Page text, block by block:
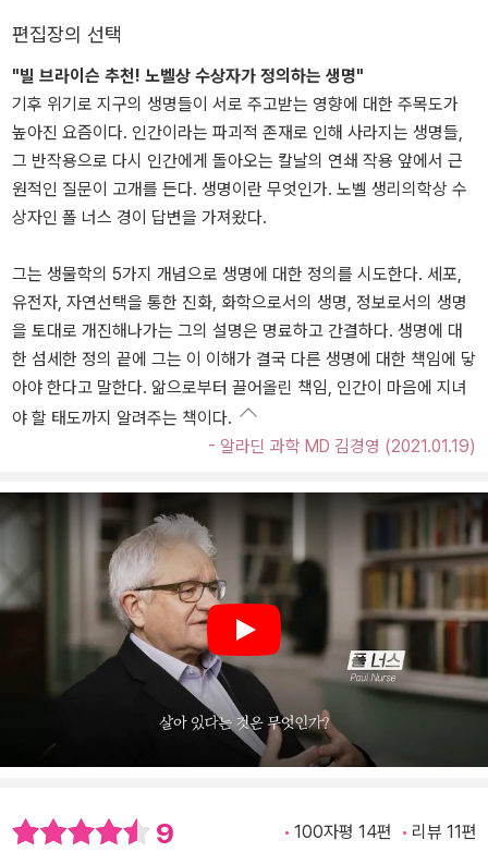
편집장의 선택
"빌 브라이슨 추천! 노벨상 수상자가 정의하는 생명"
기후 위기로 지구의 생명들이 서로 주고받는 영향에 대한 주목도가
높아진 요즘이다. 인간이라는 파괴적 존재로 인해 사라지는 생명들,
그 반작용으로 다시 인간에게 돌아오는 칼날의 연쇄 작용 앞에서 근
원적인 질문이 고개를 든다. 생명이란 무엇인가. 노벨 생리의학상 수
상자인 폴 너스 경이 답변을 가져왔다.
그는 생물학의 5가지 개념으로 생명에 대한 정의를 시도한다. 세포,
유전자, 자연선택을 통한 진화, 화학으로서의 생명, 정보로서의 생명
을 토대로 개진해나가는 그의 설명은 명료하고 간결하다. 생명에 대
한 섬세한 정의 끝에 그는 이 이해가 결국 다른 생명에 대한 책임에 닿
아야 한다고 말한다. 앎으로부터 끌어올린 책임, 인간이 마음에 지녀
야 할 태도까지 알려주는 책이다.
- 알라딘 과학 MD 김경영 (2021.01.19)
Play
9 100자평 14편 리뷰 11편